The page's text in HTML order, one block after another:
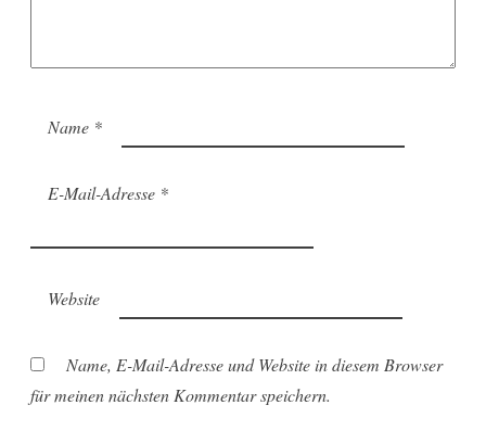
Name *
E-Mail-Adresse *
Website
Name, E-Mail-Adresse und Website in diesem Browser
für meinen nächsten Kommentar speichern.